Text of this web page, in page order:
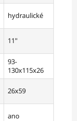
hydraulické
11"
93-
130x115x26
26x59
ano